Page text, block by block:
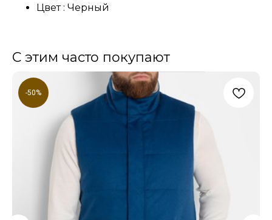
Цвет : Черный
С этим часто покупают
-50%